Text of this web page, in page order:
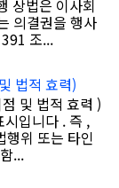
상법은 이사회
의결권을 행사
조...
법적 효력)
및 법적 효력 )
입니다 . 즉 ,
위 또는 타인
...